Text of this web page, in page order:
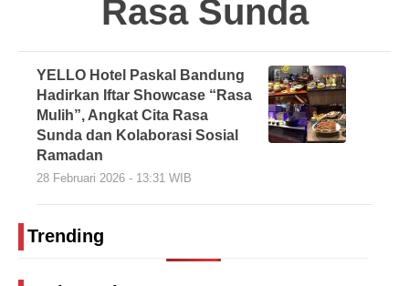
Rasa Sunda
YELLO Hotel Paskal Bandung
Hadirkan Iftar Showcase “Rasa
Mulih”, Angkat Cita Rasa
Sunda dan Kolaborasi Sosial
Ramadan
28 Februari 2026 - 13:31 WIB
Trending